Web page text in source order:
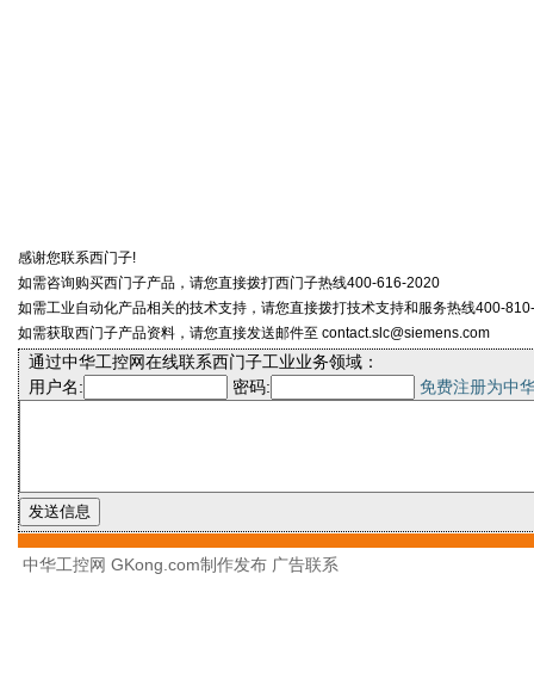
感谢您联系西门子!
如需咨询购买西门子产品，请您直接拨打西门子热线400-616-2020
如需工业自动化产品相关的技术支持，请您直接拨打技术支持和服务热线400-
如需获取西门子产品资料，请您直接发送邮件至 contact.slc@siemens.com
通过中华工控网在线联系西门子工业业务领域：
用户名:
密码: 免费注册为中
中华工控网 GKong.com制作发布 广告联系